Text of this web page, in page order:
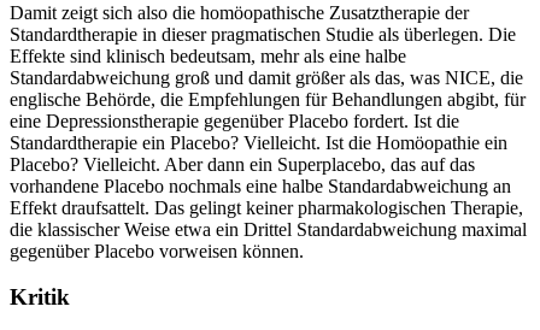
Damit zeigt sich also die homöopathische Zusatztherapie der
Standardtherapie in dieser pragmatischen Studie als überlegen. Die
Effekte sind klinisch bedeutsam, mehr als eine halbe
Standardabweichung groß und damit größer als das, was NICE, die
englische Behörde, die Empfehlungen für Behandlungen abgibt, für
eine Depressionstherapie gegenüber Placebo fordert. Ist die
Standardtherapie ein Placebo? Vielleicht. Ist die Homöopathie ein
Placebo? Vielleicht. Aber dann ein Superplacebo, das auf das
vorhandene Placebo nochmals eine halbe Standardabweichung an
Effekt draufsattelt. Das gelingt keiner pharmakologischen Therapie,
die klassischer Weise etwa ein Drittel Standardabweichung maximal
gegenüber Placebo vorweisen können.
Kritik